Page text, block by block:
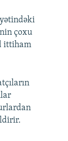
çoxu
ittiham